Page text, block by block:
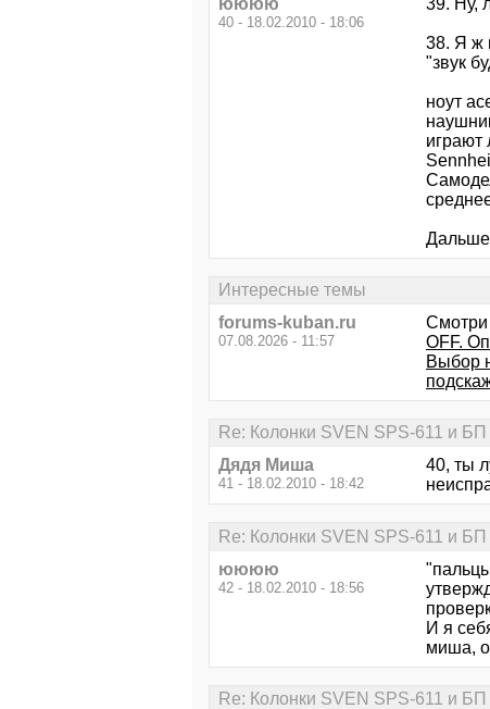
40 - 18.02.2010 - 18:06
38. Я ж
"звук
ноут
играют
Дальше
Интересные темы
forums-kuban.ru
07.08.2026 - 11:57
Смотри
OFF.
Выбор
Re: Колонки SVEN SPS-611 и БП
Дядя Миша
41 - 18.02.2010 - 18:42
40, ты
Re: Колонки SVEN SPS-611 и БП
юююю
42 - 18.02.2010 - 18:56
И я
миша,
Re: Колонки SVEN SPS-611 и БП